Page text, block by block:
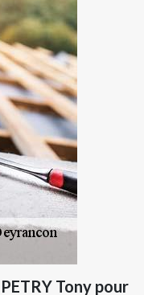
Tony pour